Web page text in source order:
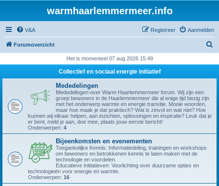
warmhaarlemmermeer.info
V&A Aanmelden
Registreer
Forumoverzicht
k
Het is momenteel 07 aug 2026 15:49
Collectief en sociaal energie initiatief
Mededelingen
Mededelingen over Warm Haarlemmermeer forum. Wij zijn een
groep bewoners in de Haarlemmermeer die al enige tijd bezig zijn
met het onderwerp warmte en energie transitie. Mooie woorden,
maar hoe maak je dat praktisch? Wat is zinvol en wat niet? Hoe
kunnen wij elkaar helpen, aan inzichten, oplossingen en inspiratie? Leuk dat je
er bent, meld je aan, doe mee, plaats jouw eerste bericht!
Onderwerpen: 4
Bijeenkomsten en evenementen
Toegankelijke Kennis: Informatiedeling, trainingen en workshops
om bewoners en betrokkenen kennis te laten maken met de
technologie en voordelen.
Educatieve Initiatieven: Voorlichting over duurzame opties en
technologieën voor energie en warmte.
Onderwerpen: 16